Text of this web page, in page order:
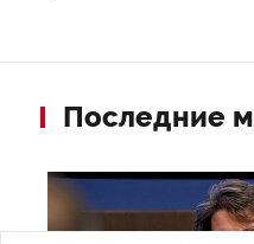
Последние